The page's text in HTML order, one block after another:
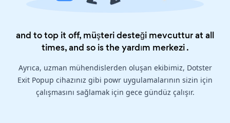
and to top it off, müşteri desteği mevcuttur at all
times, and so is theyardım merkezi.
Ayrıca, uzman mühendislerden oluşan ekibimiz, Dotster
Exit Popup cihazınız gibi powr uygulamalarının sizin için
çalışmasını sağlamak için gece gündüz çalışır.